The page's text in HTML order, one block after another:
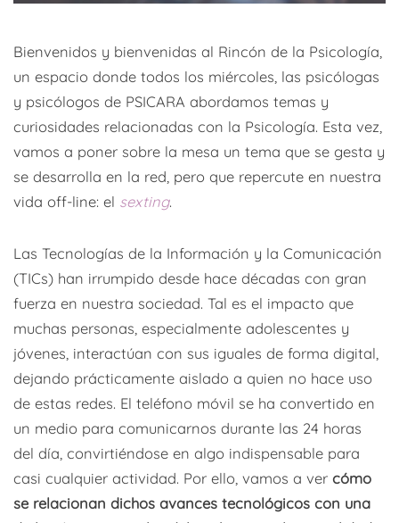
Bienvenidos y bienvenidas al Rincón de la Psicología,
un espacio donde todos los miércoles, las psicólogas
y psicólogos de PSICARA abordamos temas y
curiosidades relacionadas con la Psicología. Esta vez,
vamos a poner sobre la mesa un tema que se gesta y
se desarrolla en la red, pero que repercute en nuestra
vida off-line: el sexting.
Las Tecnologías de la Información y la Comunicación
(TICs) han irrumpido desde hace décadas con gran
fuerza en nuestra sociedad. Tal es el impacto que
muchas personas, especialmente adolescentes y
jóvenes, interactúan con sus iguales de forma digital,
dejando prácticamente aislado a quien no hace uso
de estas redes. El teléfono móvil se ha convertido en
un medio para comunicarnos durante las 24 horas
del día, convirtiéndose en algo indispensable para
casi cualquier actividad. Por ello, vamos a ver cómo
se relacionan dichos avances tecnológicos con una